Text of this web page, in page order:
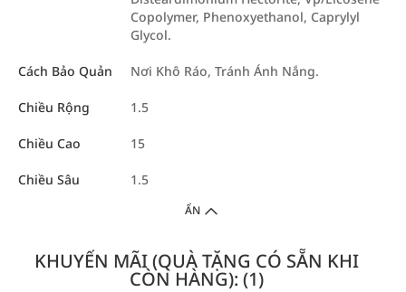
Copolymer, Phenoxyethanol, Caprylyl
Glycol.
Cách Bảo Quản Nơi Khô Ráo, Tránh Ánh Nắng.
Chiều Rộng 1.5
Chiều Cao 15
Chiều Sâu 1.5
ẨN
KHUYẾN MÃI (QUÀ TẶNG CÓ SẴN KHI
CÒN HÀNG): (1)